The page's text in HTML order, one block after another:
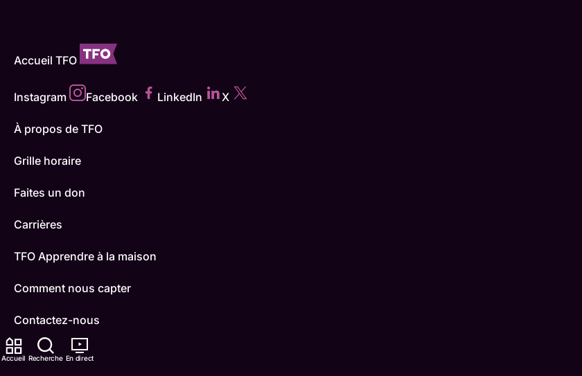
Accueil Recherche En direct
Accueil TFO
Instagram Facebook LinkedIn X
À propos de TFO
Grille horaire
Faites un don
Carrières
TFO Apprendre à la maison
Comment nous capter
Contactez-nous
ONFR